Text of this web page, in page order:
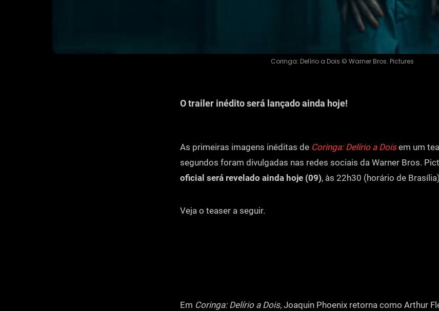
Coringa: Delírio a Dois © Warner Bros. Pictures
O trailer inédito será lançado ainda hoje!
As primeiras imagens inéditas de Coringa: Delírio a Doisem um
segundos foram divulgadas nas redes sociais da Warner Bros.
oficial será revelado ainda hoje (09), às 22h30 (horário de
Veja o teaser a seguir.
Em Coringa: Delírio a Dois, Joaquin Phoenix retorna como Arthur